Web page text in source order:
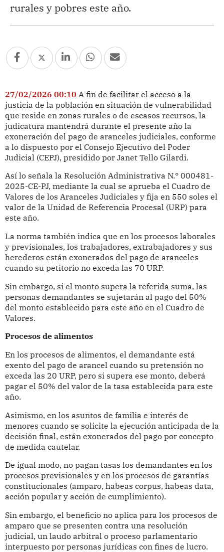
rurales y pobres este año.
27/02/2026 00:10 A fin de facilitar el acceso a la
justicia de la población en situación de vulnerabilidad
que reside en zonas rurales o de escasos recursos, la
judicatura mantendrá durante el presente año la
exoneración del pago de aranceles judiciales, conforme
a lo dispuesto por el Consejo Ejecutivo del Poder
Judicial (CEPJ), presidido por Janet Tello Gilardi.
Así lo señala la Resolución Administrativa N.° 000481-
2025-CE-PJ, mediante la cual se aprueba el Cuadro de
Valores de los Aranceles Judiciales y fija en 550 soles el
valor de la Unidad de Referencia Procesal (URP) para
este año.
La norma también indica que en los procesos laborales
y previsionales, los trabajadores, extrabajadores y sus
herederos están exonerados del pago de aranceles
cuando su petitorio no exceda las 70 URP.
Sin embargo, si el monto supera la referida suma, las
personas demandantes se sujetarán al pago del 50%
del monto establecido para este año en el Cuadro de
Valores.
Procesos de alimentos
En los procesos de alimentos, el demandante está
exento del pago de arancel cuando su pretensión no
exceda las 20 URP, pero si supera ese monto, deberá
pagar el 50% del valor de la tasa establecida para este
año.
Asimismo, en los asuntos de familia e interés de
menores cuando se solicite la ejecución anticipada de la
decisión final, están exonerados del pago por concepto
de medida cautelar.
De igual modo, no pagan tasas los demandantes en los
procesos previsionales y en los procesos de garantías
constitucionales (amparo, habeas corpus, habeas data,
acción popular y acción de cumplimiento).
Sin embargo, el beneficio no aplica para los procesos de
amparo que se presenten contra una resolución
judicial, un laudo arbitral o proceso parlamentario
interpuesto por personas jurídicas con fines de lucro.